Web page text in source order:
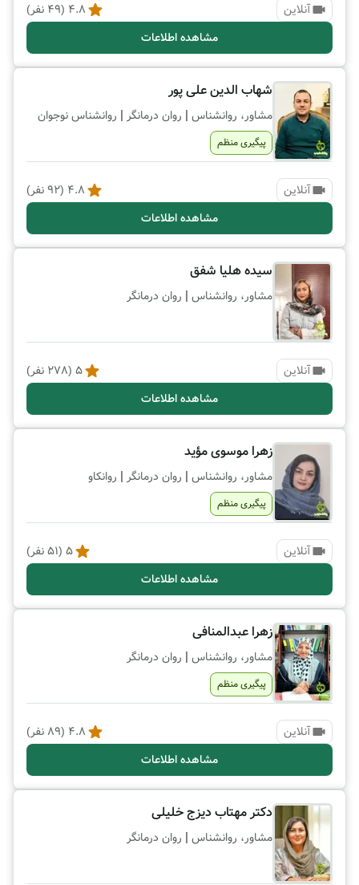
آنلاین 4.8
(
49 نفر)
مشاهده اطلاعات
شهاب الدین علی پور
مشاور، روانشناس | روان درمانگر | روانشناس نوجوان
پیگیری منظم
آنلاین 4.8
(
92نفر)
مشاهده اطلاعات
سیده هلیا شفق
مشاور، روانشناس | روان درمانگر
آنلاین 5
(
278 نفر)
مشاهده اطلاعات
زهرا موسوی مؤید
مشاور، روانشناس | روان درمانگر | روانکاو
پیگیری منظم
آنلاین 5
(
51نفر)
مشاهده اطلاعات
زهرا عبدالمنافی
مشاور، روانشناس | روان درمانگر
پیگیری منظم
آنلاین 4.8
(
89 نفر)
مشاهده اطلاعات
دکتر مهتاب دیزج خلیلی
مشاور، روانشناس | روان درمانگر